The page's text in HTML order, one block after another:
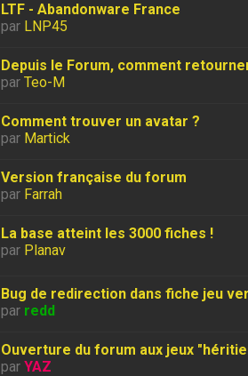
LTF - Abandonware France
par LNP45
Depuis le Forum, comment
par Teo-M
Comment trouver un avatar ?
par Martick
Version française du forum
par Farrah
La base atteint les 3000 fiches !
par Planav
Bug de redirection dans fiche jeu
par redd
Ouverture du forum aux jeux
par YAZ